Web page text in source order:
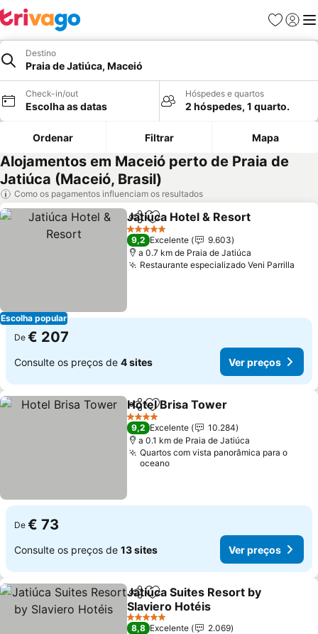
Favoritos
Iniciar
Destino
Praia de Jatiúca, Maceió
Check-in/out
Escolha as datas
Hóspedes e quartos
2 hóspedes, 1 quarto.
Ordenar Filtrar Mapa
Alojamentos em Maceió perto de Praia de
Jatiúca (Maceió, Brasil)
Como os pagamentos influenciam os resultados
Escolha popular
PartilharAdicionar aos favoritos
Jatiúca Hotel & Resort
5 Estrelas
9,2 Excelente
9.603
a 0.7 km de Praia de Jatiúca
Restaurante especializado Veni Parrilla
De € 207
Consulte os preços de 4 sites Ver preços
PartilharAdicionar aos favoritos
Hotel Brisa Tower
4 Estrelas
9,2 Excelente
10.284
a 0.1 km de Praia de Jatiúca
Quartos com vista panorâmica para o
oceano
De € 73
Consulte os preços de 13 sites Ver preços
PartilharAdicionar aos favoritos
Jatiúca Suites Resort by
Slaviero Hotéis
Ver preços
5 Estrelas
8,8 Excelente
2.069